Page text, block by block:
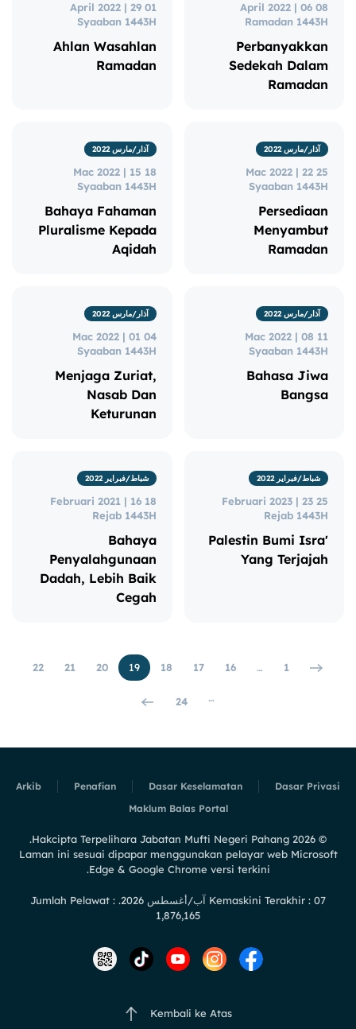
08 April 2022 | 06
Ramadan 1443H
Perbanyakkan
Sedekah Dalam
Ramadan
01 April 2022 | 29
Syaaban 1443H
Ahlan Wasahlan
Ramadan
آذار/مارس 2022
25 Mac 2022 | 22
Syaaban 1443H
Persediaan
Menyambut
Ramadan
آذار/مارس 2022
18 Mac 2022 | 15
Syaaban 1443H
Bahaya Fahaman
Pluralisme Kepada
Aqidah
آذار/مارس 2022
11 Mac 2022 | 08
Syaaban 1443H
Bahasa Jiwa
Bangsa
آذار/مارس 2022
04 Mac 2022 | 01
Syaaban 1443H
Menjaga Zuriat,
Nasab Dan
Keturunan
شباط/فبراير 2022
25 Februari 2023 | 23
Rejab 1443H
Palestin Bumi Isra'
Yang Terjajah
شباط/فبراير 2022
18 Februari 2021 | 16
Rejab 1443H
Bahaya
Penyalahgunaan
Dadah, Lebih Baik
Cegah
1
…
16
17
18
19
20
21
22
…
24
Dasar Privasi
Dasar Keselamatan
Penafian
Arkib
Maklum Balas Portal
©
2026
Laman ini sesuai dipapar menggunakan pelayar web Microsoft
Edge & Google Chrome versi terkini.
Kemaskini Terakhir : 07 آب/أغسطس 2026. Jumlah Pelawat :
1,876,165
Kembali ke Atas